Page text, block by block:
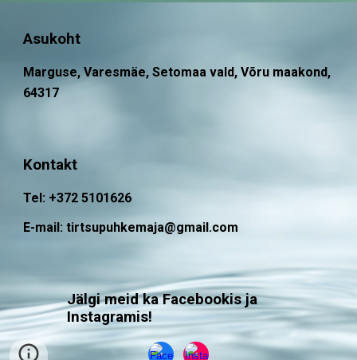
Asukoht
Marguse, Varesmäe, Setomaa vald, Võru maakond,
64317
Kontakt
Tel: +372 5101626
E-mail: tirtsupuhkemaja@gmail.com
Jälgi meid ka Facebookis ja
Instagramis!